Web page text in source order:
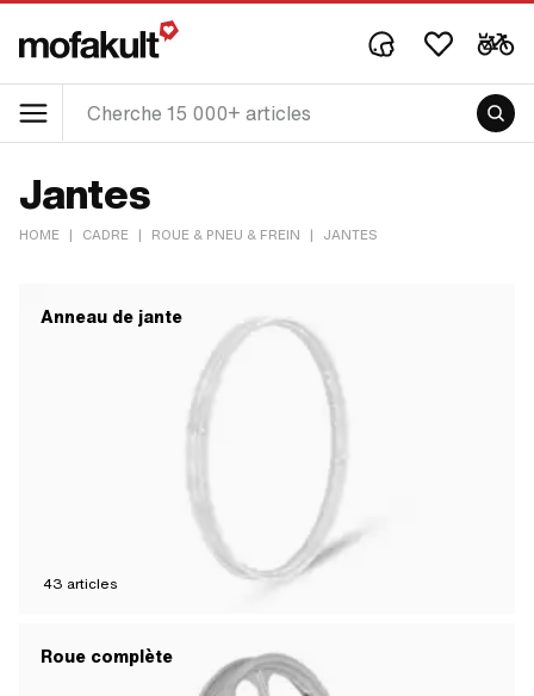
Jantes
HOME | CADRE | ROUE & PNEU & FREIN | JANTES
Anneau de jante
43 articles
Roue complète